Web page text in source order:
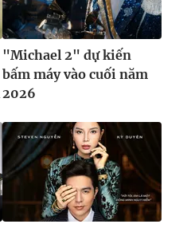
"Michael 2" dự kiến
bấm máy vào cuối năm
2026